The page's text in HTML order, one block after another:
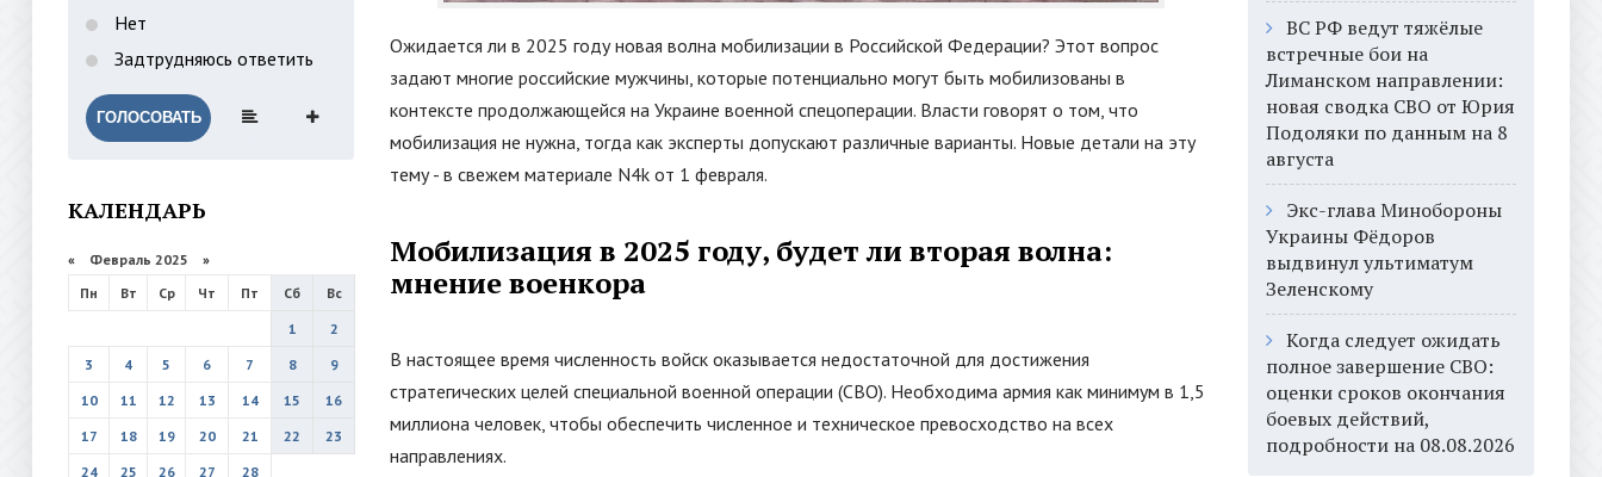
Нет
Задтрудняюсь ответить
ГОЛОСОВАТЬ
КАЛЕНДАРЬ
« Февраль 2025 »
Пн
Вт Ср Чт Пт Сб
Вс
1
2
3
4 5 6 7 8
9
10
11 12 13 14 15
16
17
18 19 20 21 22
23
24
25 26 27 28
Ожидается ли в 2025 году новая волна мобилизации в Российской Федерации? Этот вопрос
задают многие российские мужчины, которые потенциально могут быть мобилизованы в
контексте продолжающейся на Украине военной спецоперации. Власти говорят о том, что
мобилизация не нужна, тогда как эксперты допускают различные варианты. Новые детали на эту
тему - в свежем материале N4k от 1 февраля.
Мобилизация в 2025 году, будет ли вторая волна:
мнение военкора
В настоящее время численность войск оказывается недостаточной для достижения
стратегических целей специальной военной операции (СВО). Необходима армия как минимум в 1,5
миллиона человек, чтобы обеспечить численное и техническое превосходство на всех
направлениях.
ВС РФ ведут тяжёлые
встречные бои на
Лиманском направлении:
новая сводка СВО от Юрия
Подоляки по данным на 8
августа
Экс-глава Минобороны
Украины Фёдоров
выдвинул ультиматум
Зеленскому
Когда следует ожидать
полное завершение СВО:
оценки сроков окончания
боевых действий,
подробности на 08.08.2026